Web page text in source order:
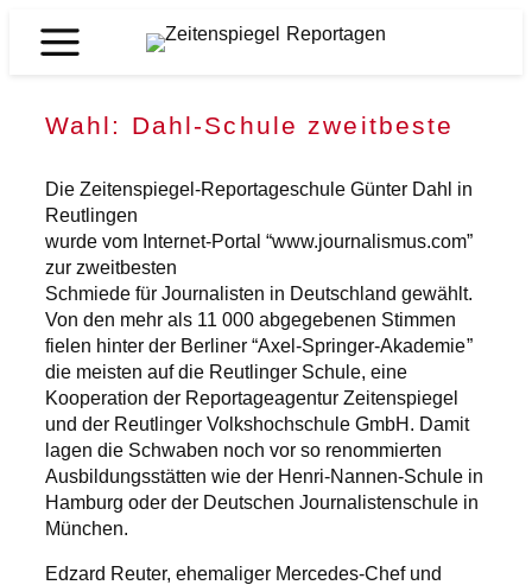
Inhalt
Zeitenspiegel
Wahl: Dahl-Schule zweitbeste
Die Zeitenspiegel-Reportageschule Günter Dahl in
Reutlingen
wurde vom Internet-Portal “www.journalismus.com”
zur zweitbesten
Schmiede für Journalisten in Deutschland gewählt.
Von den mehr als 11 000 abgegebenen Stimmen
fielen hinter der Berliner “Axel-Springer-Akademie”
die meisten auf die Reutlinger Schule, eine
Kooperation der Reportageagentur Zeitenspiegel
und der Reutlinger Volkshochschule GmbH. Damit
lagen die Schwaben noch vor so renommierten
Ausbildungsstätten wie der Henri-Nannen-Schule in
Hamburg oder der Deutschen Journalistenschule in
München.
Edzard Reuter, ehemaliger Mercedes-Chef und